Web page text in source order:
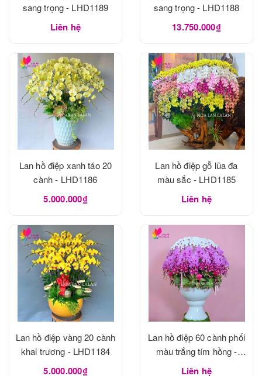
sang trọng - LHD1189
Liên hệ
sang trọng - LHD1188
13.750.000₫
Lan hồ điệp xanh táo 20
cành - LHD1186
5.000.000₫
Lan hồ điệp gỗ lũa đa
màu sắc - LHD1185
Liên hệ
Lan hồ điệp vàng 20 cành
khai trương - LHD1184
5.000.000₫
Lan hồ điệp 60 cành phối
màu trắng tím hồng -
LHD1183
Liên hệ